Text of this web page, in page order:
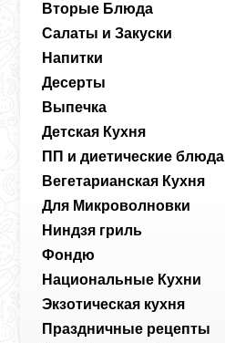
Вторые Блюда
Салаты и Закуски
Напитки
Десерты
Выпечка
Детская Кухня
ПП и диетические блюда
Вегетарианская Кухня
Для Микроволновки
Ниндзя гриль
Фондю
Национальные Кухни
Экзотическая кухня
Праздничные рецепты